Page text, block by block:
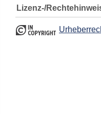
Lizenz-/